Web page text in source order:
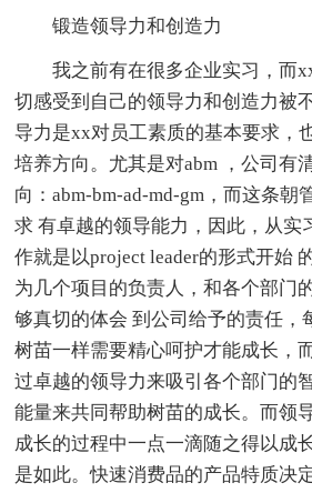
锻造领导力和创造力
我之前有在很多企业实习，而
切感受到自己的领导力和创造力被
导力是xx对员工素质的基本要求，
培养方向。尤其是对abm ，公司有
向：abm-bm-ad-md-gm，而这条朝
求 有卓越的领导能力，因此，从实
作就是以project leader的形式开始
为几个项目的负责人，和各个部门
够真切的体会 到公司给予的责任，
树苗一样需要精心呵护才能成长，
过卓越的领导力来吸引各个部门的
能量来共同帮助树苗的成长。而领
成长的过程中一点一滴随之得以成
是如此。快速消费品的产品特质决